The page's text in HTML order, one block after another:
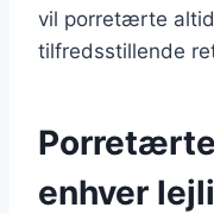
vil porretærte
tilfredsstillende
enhver